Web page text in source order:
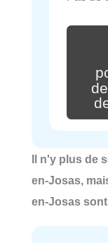
Il n'y plus de
en-Josas,
en-Josas